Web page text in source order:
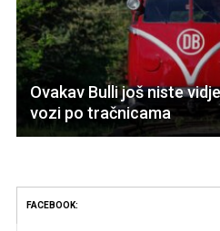
Ovakav Bulli još niste
vozi po tračnicama
FACEBOOK: